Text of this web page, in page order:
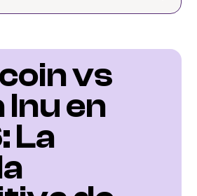
vs
Inu en
La